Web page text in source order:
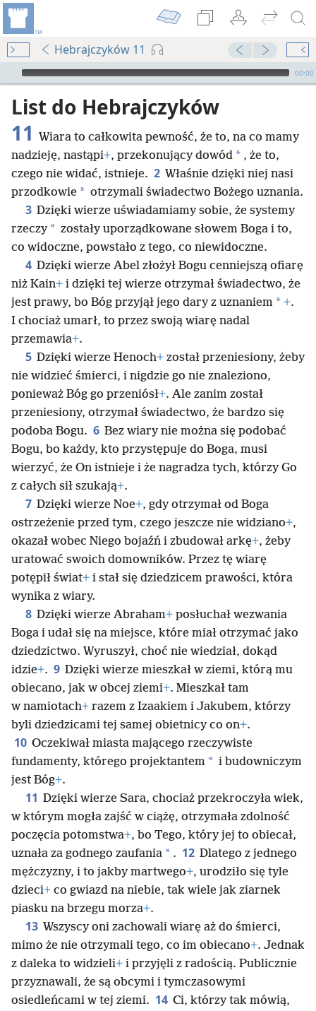
Hebrajczyków 11
Audio Player
00:00
List do Hebrajczyków
11 Wiara to całkowita pewność, że to, na co mamy
nadzieję, nastąpi+, przekonujący dowód * , że to,
czego nie widać, istnieje. 2 Właśnie dzięki niej nasi
przodkowie * otrzymali świadectwo Bożego uznania.
3 Dzięki wierze uświadamiamy sobie, że systemy
rzeczy * zostały uporządkowane słowem Boga i to,
co widoczne, powstało z tego, co niewidoczne.
4 Dzięki wierze Abel złożył Bogu cenniejszą ofiarę
niż Kain+ i dzięki tej wierze otrzymał świadectwo, że
jest prawy, bo Bóg przyjął jego dary z uznaniem * +.
I chociaż umarł, to przez swoją wiarę nadal
przemawia+.
5 Dzięki wierze Henoch+ został przeniesiony, żeby
nie widzieć śmierci, i nigdzie go nie znaleziono,
ponieważ Bóg go przeniósł+. Ale zanim został
przeniesiony, otrzymał świadectwo, że bardzo się
podoba Bogu. 6 Bez wiary nie można się podobać
Bogu, bo każdy, kto przystępuje do Boga, musi
wierzyć, że On istnieje i że nagradza tych, którzy Go
z całych sił szukają+.
7 Dzięki wierze Noe+, gdy otrzymał od Boga
ostrzeżenie przed tym, czego jeszcze nie widziano+,
okazał wobec Niego bojaźń i zbudował arkę+, żeby
uratować swoich domowników. Przez tę wiarę
potępił świat+ i stał się dziedzicem prawości, która
wynika z wiary.
8 Dzięki wierze Abraham+ posłuchał wezwania
Boga i udał się na miejsce, które miał otrzymać jako
dziedzictwo. Wyruszył, choć nie wiedział, dokąd
idzie+. 9 Dzięki wierze mieszkał w ziemi, którą mu
obiecano, jak w obcej ziemi+. Mieszkał tam
w namiotach+ razem z Izaakiem i Jakubem, którzy
byli dziedzicami tej samej obietnicy co on+.
10 Oczekiwał miasta mającego rzeczywiste
fundamenty, którego projektantem * i budowniczym
jest Bóg+.
11 Dzięki wierze Sara, chociaż przekroczyła wiek,
w którym mogła zajść w ciążę, otrzymała zdolność
poczęcia potomstwa+, bo Tego, który jej to obiecał,
uznała za godnego zaufania * . 12 Dlatego z jednego
mężczyzny, i to jakby martwego+, urodziło się tyle
dzieci+ co gwiazd na niebie, tak wiele jak ziarnek
piasku na brzegu morza+.
13 Wszyscy oni zachowali wiarę aż do śmierci,
mimo że nie otrzymali tego, co im obiecano+. Jednak
z daleka to widzieli+ i przyjęli z radością. Publicznie
przyznawali, że są obcymi i tymczasowymi
osiedleńcami w tej ziemi. 14 Ci, którzy tak mówią,